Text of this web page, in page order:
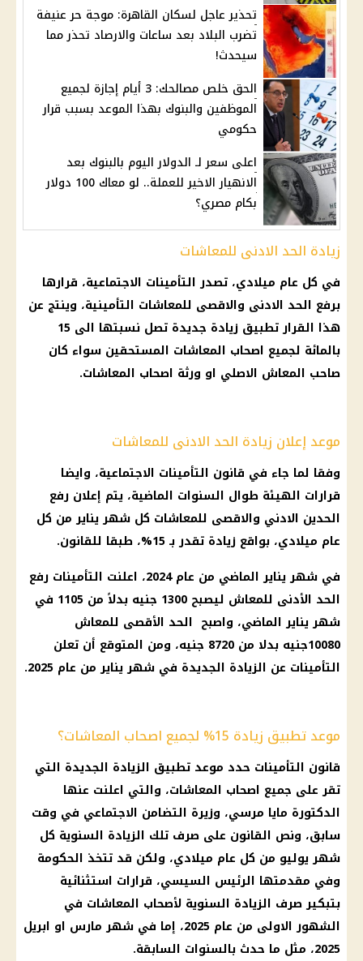
تحذير عاجل لسكان القاهرة: موجة حر عنيفة
تضرب البلاد بعد ساعات والارصاد تحذر مما
سيحدث!
الحق خلص مصالحك: 3 أيام إجازة لجميع
الموظفين والبنوك بهذا الموعد بسبب قرار
حكومي
اعلى سعر لـ الدولار اليوم بالبنوك بعد
الانهيار الاخير للعملة.. لو معاك 100 دولار
بكام مصري؟
زيادة الحد الادنى للمعاشات
في كل عام ميلادي، تصدرالتأمينات الاجتماعية، قرارها
برفع الحد الادنى والاقصى للمعاشات التأمينية، وينتج عن
هذا القرارتطبيق زيادة جديدة
تصل نسبتها الى 15
بالمائة لجميع اصحاب المعاشات المستحقين سواء كان
صاحب المعاش الاصلي او ورثة اصحاب المعاشات.
موعد إعلان زيادة الحد الادنى للمعاشات
وفقا لما جاء في قانون التأمينات الاجتماعية، وايضا
قرارات الهيئة طوال السنوات الماضية، يتم إعلان رفع
الحدين الادني والاقصى للمعاشات كل شهر يناير من كل
عام ميلادي، بواقع زيادة تقدر بـ 15%، طبقا للقانون.
في شهر يناير الماضي من عام 2024، اعلنت
التأمينات رفع
الحد الأدنى للمعاش ليصبح 1300 جنيه بدلاً من 1105 في
شهر يناير الماضي، واصبح الحد الأقصى للمعاش
10080جنيه بدلا من 8720 جنيه، ومن المتوقع أن تعلن
التأمينات عن الزيادة الجديدة في شهر يناير من عام 2025.
موعد تطبيق زيادة 15% لجميع اصحاب المعاشات؟
قانون التأمينات حدد موعد تطبيق الزيادة الجديدة التي
تقر على جميع اصحاب المعاشات، والتي اعلنت عنها
الدكتورة مايا مرسي، وزيرة التضامن الاجتماعي في وقت
سابق، ونص القانون على صرف تلك الزيادة السنوية كل
شهر يوليو من كل عام ميلادي، ولكن قد تتخذ الحكومة
وفي مقدمتها الرئيس السيسي، قرارات استثنائية
بتبكيرصرف الزيادة السنوية لأصحاب المعاشات في
الشهور الاولى من عام 2025، إما في شهر مارس او ابريل
2025، مثل ما حدث بالسنوات السابقة.